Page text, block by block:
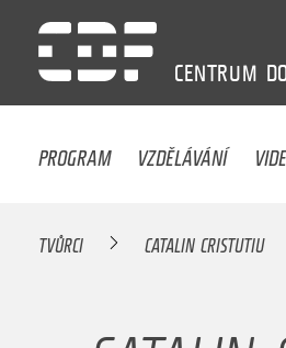
CENTRUM
PROGRAM VZDĚLÁVÁNÍ
TVŮRCI CATALIN CRISTUTIU